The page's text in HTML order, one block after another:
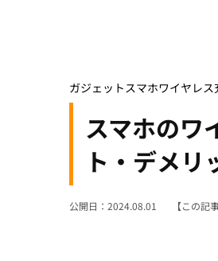
ガジェットスマホワイヤレス
スマホのワ
ト・デメリ
公開日：2024.08.01 【この記